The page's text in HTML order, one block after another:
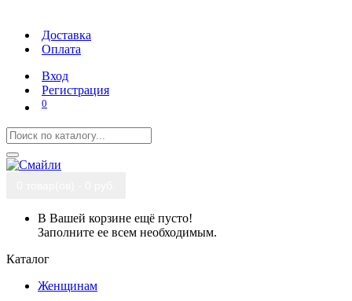
Доставка
Оплата
Вход
Регистрация
0
В Вашей корзине ещё пусто!
Заполните ее всем необходимым.
Каталог
Женщинам